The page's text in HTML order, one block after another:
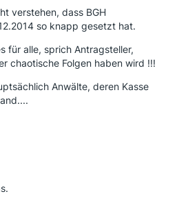
muss ich an den Ombudsmann
und GMAC hab ich leider
schon zig mal gefragt
verstehen, dass BGH
so knapp gesetzt hat.
für alle, sprich Antragsteller,
chaotische Folgen haben wird !!!
Anwälte, deren Kasse